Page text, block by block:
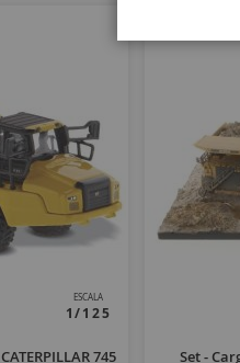
ESCALA
1/125
745
Set -